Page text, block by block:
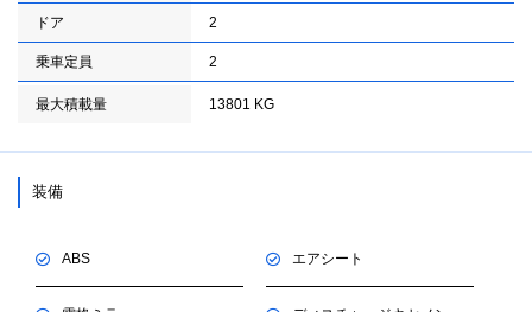
ドア 2
乗車定員 2
最大積載量 13801 KG
装備
ABS エアシート